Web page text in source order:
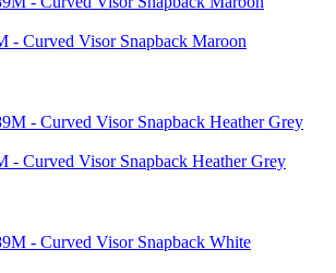
- Curved Visor Snapback Maroon
- Curved Visor Snapback Heather Grey